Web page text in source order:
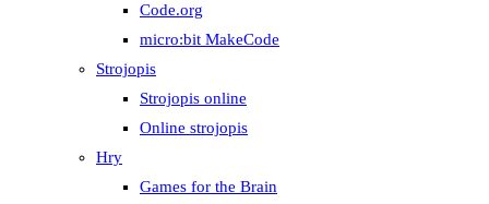
Code.org
micro:bit MakeCode
Strojopis
Strojopis online
Online strojopis
Hry
Games for the Brain